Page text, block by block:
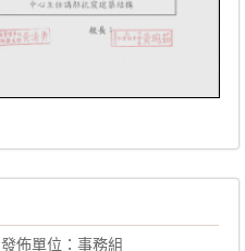
發佈單位：事務組